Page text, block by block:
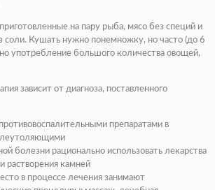
на пару рыба, мясо без специй и
соли. Кушать нужно понемножку, но часто (до 6
употребление большого количества овощей,
зависит от диагноза, поставленного
препаратами в
болезни рационально использовать лекарства
растворения камней
в процессе лечения занимают